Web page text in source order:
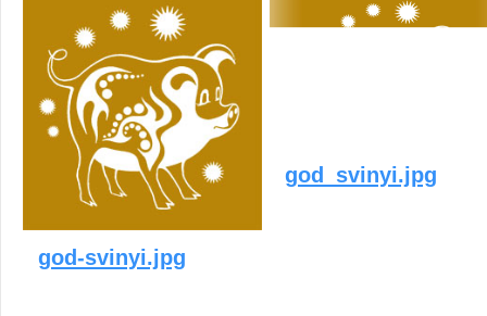
god-svinyi.jpg
god_svinyi.jpg